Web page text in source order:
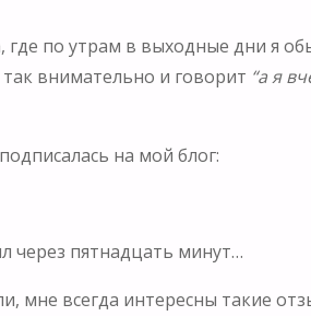
по утрам в выходные дни я
внимательно и говорит “а я
на мой блог:
через пятнадцать минут…
мне всегда интересны такие